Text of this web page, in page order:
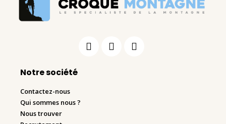
Notre société
Contactez-nous
Qui sommes nous ?
Nous trouver